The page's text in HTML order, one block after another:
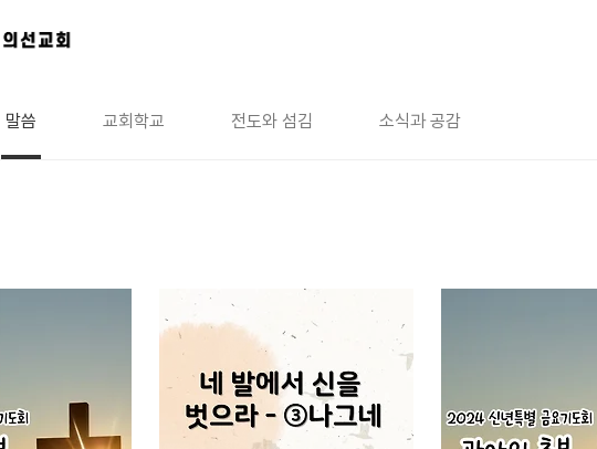
말씀 교회학교 전도와 섬김 소식과 공감